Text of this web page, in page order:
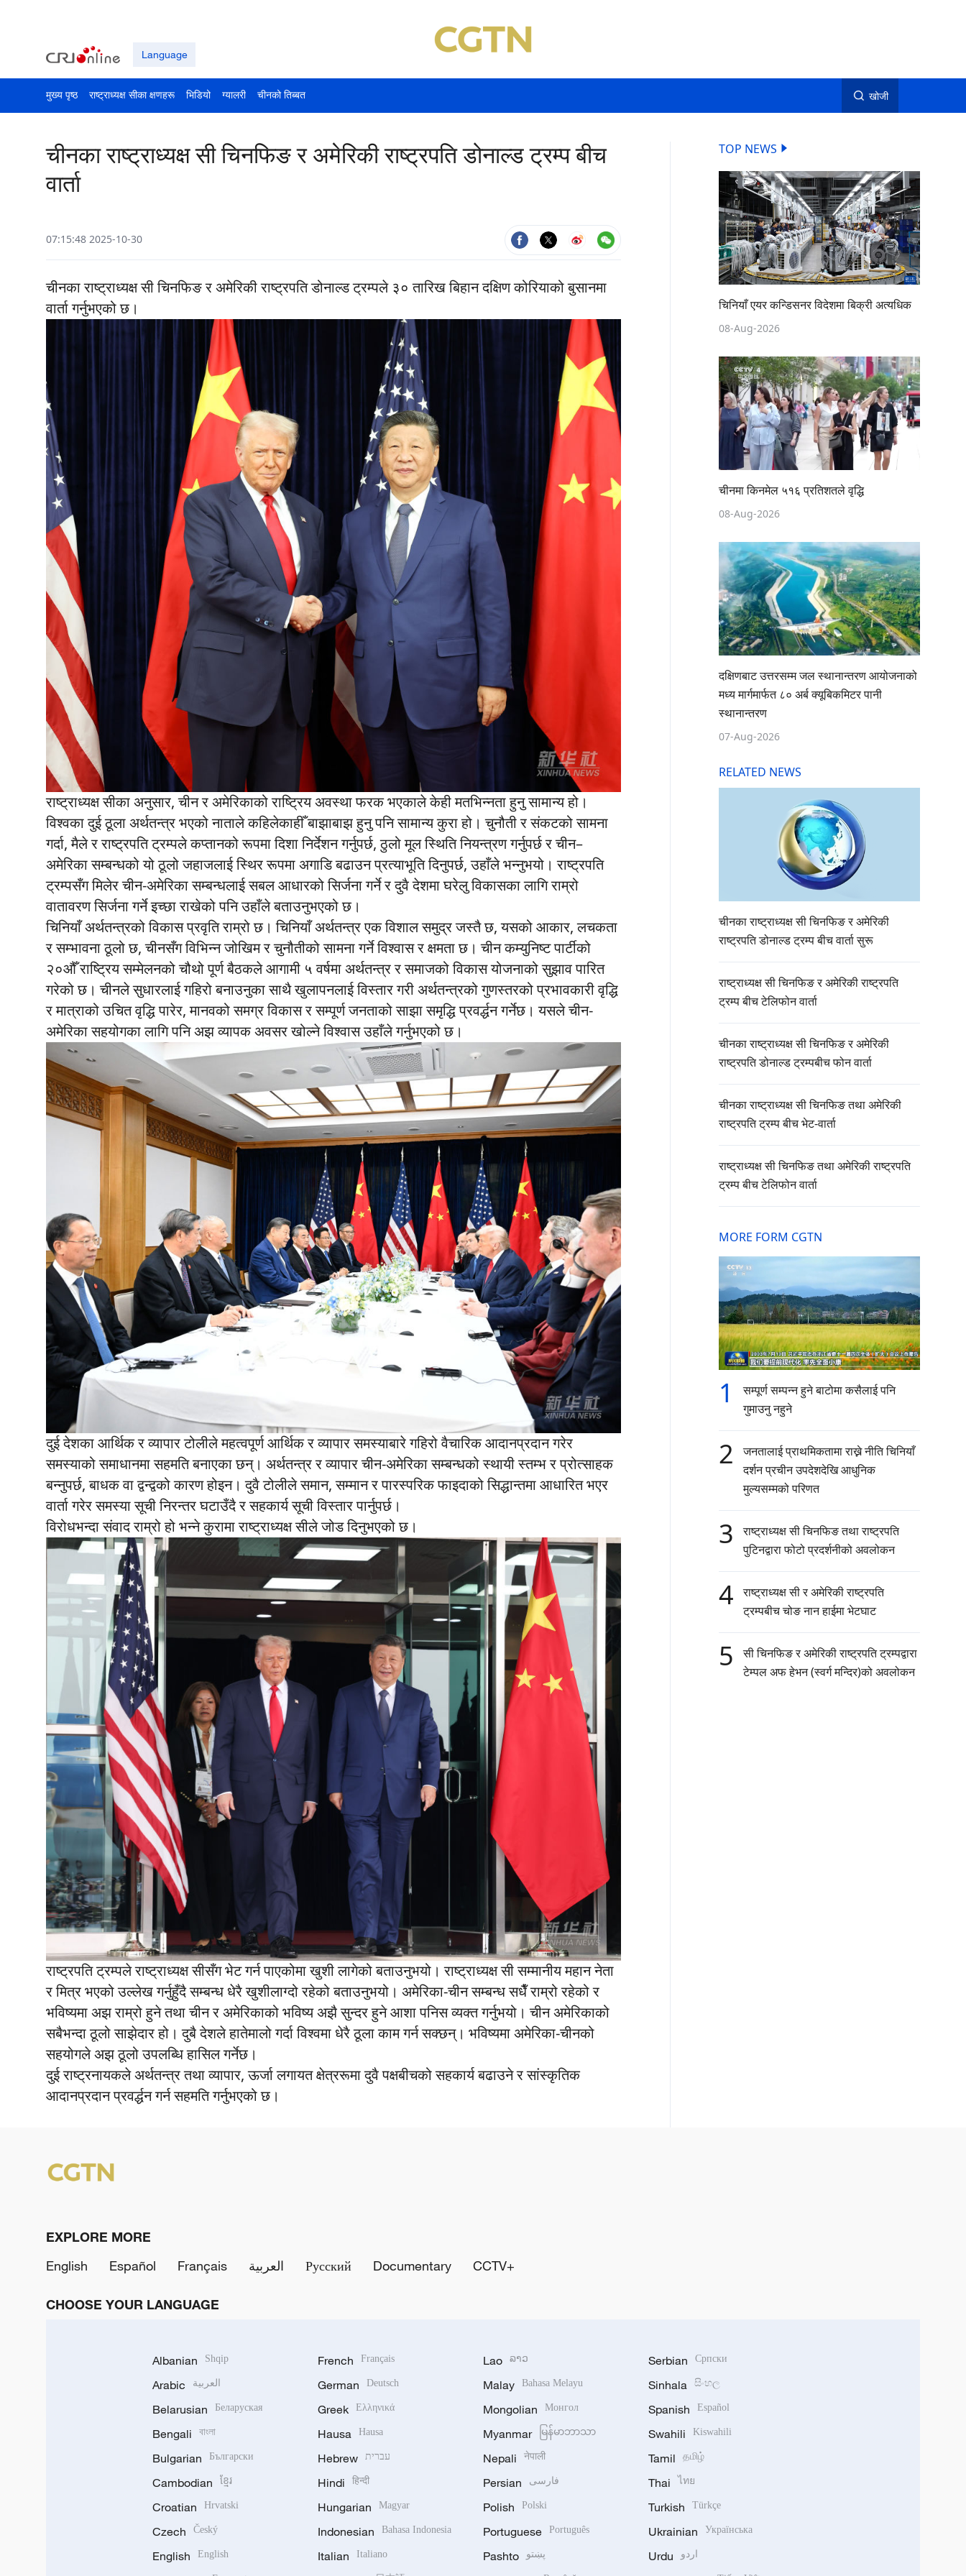
Language
मुख्य पृष्ठ राष्ट्राध्यक्ष सीका क्षणहरू भिडियो ग्यालरी चीनको तिब्बत खोजी
चीनका राष्ट्राध्यक्ष सी चिनफिङ र अमेरिकी राष्ट्रपति डोनाल्ड ट्रम्प बीच
वार्ता
07:15:48 2025-10-30
चीनका राष्ट्राध्यक्ष सी चिनफिङ र अमेरिकी राष्ट्रपति डोनाल्ड ट्रम्पले ३० तारिख बिहान दक्षिण कोरियाको बुसानमा
वार्ता गर्नुभएको छ।
राष्ट्राध्यक्ष सीका अनुसार, चीन र अमेरिकाको राष्ट्रिय अवस्था फरक भएकाले केही मतभिन्नता हुनु सामान्य हो।
विश्वका दुई ठूला अर्थतन्त्र भएको नाताले कहिलेकाहीँ बाझाबाझ हुनु पनि सामान्य कुरा हो। चुनौती र संकटको सामना
गर्दा, मैले र राष्ट्रपति ट्रम्पले कप्तानको रूपमा दिशा निर्देशन गर्नुपर्छ, ठुलो मूल स्थिति नियन्त्रण गर्नुपर्छ र चीन–
अमेरिका सम्बन्धको यो ठूलो जहाजलाई स्थिर रूपमा अगाडि बढाउन प्रत्याभूति दिनुपर्छ, उहाँले भन्नुभयो। राष्ट्रपति
ट्रम्पसँग मिलेर चीन-अमेरिका सम्बन्धलाई सबल आधारको सिर्जना गर्ने र दुवै देशमा घरेलु विकासका लागि राम्रो
वातावरण सिर्जना गर्ने इच्छा राखेको पनि उहाँले बताउनुभएको छ।
चिनियाँ अर्थतन्त्रको विकास प्रवृति राम्रो छ। चिनियाँ अर्थतन्त्र एक विशाल समुद्र जस्तै छ, यसको आकार, लचकता
र सम्भावना ठूलो छ, चीनसँग विभिन्न जोखिम र चुनौतीको सामना गर्ने विश्वास र क्षमता छ। चीन कम्युनिष्ट पार्टीको
२०औँ राष्ट्रिय सम्मेलनको चौथो पूर्ण बैठकले आगामी ५ वर्षमा अर्थतन्त्र र समाजको विकास योजनाको सुझाव पारित
गरेको छ। चीनले सुधारलाई गहिरो बनाउनुका साथै खुलापनलाई विस्तार गरी अर्थतन्त्रको गुणस्तरको प्रभावकारी वृद्धि
र मात्राको उचित वृद्धि पारेर, मानवको समग्र विकास र सम्पूर्ण जनताको साझा समृद्धि प्रवर्द्धन गर्नेछ। यसले चीन-
अमेरिका सहयोगका लागि पनि अझ व्यापक अवसर खोल्ने विश्वास उहाँले गर्नुभएको छ।
दुई देशका आर्थिक र व्यापार टोलीले महत्वपूर्ण आर्थिक र व्यापार समस्याबारे गहिरो वैचारिक आदानप्रदान गरेर
समस्याको समाधानमा सहमति बनाएका छन्। अर्थतन्त्र र व्यापार चीन-अमेरिका सम्बन्धको स्थायी स्तम्भ र प्रोत्साहक
बन्नुपर्छ, बाधक वा द्वन्द्वको कारण होइन। दुवै टोलीले समान, सम्मान र पारस्परिक फाइदाको सिद्धान्तमा आधारित भएर
वार्ता गरेर समस्या सूची निरन्तर घटाउँदै र सहकार्य सूची विस्तार पार्नुपर्छ।
विरोधभन्दा संवाद राम्रो हो भन्ने कुरामा राष्ट्राध्यक्ष सीले जोड दिनुभएको छ।
राष्ट्रपति ट्रम्पले राष्ट्राध्यक्ष सीसँग भेट गर्न पाएकोमा खुशी लागेको बताउनुभयो। राष्ट्राध्यक्ष सी सम्मानीय महान नेता
र मित्र भएको उल्लेख गर्नुहुँदै सम्बन्ध धेरै खुशीलाग्दो रहेको बताउनुभयो। अमेरिका-चीन सम्बन्ध सधैँ राम्रो रहेको र
भविष्यमा अझ राम्रो हुने तथा चीन र अमेरिकाको भविष्य अझै सुन्दर हुने आशा पनिस व्यक्त गर्नुभयो। चीन अमेरिकाको
सबैभन्दा ठूलो साझेदार हो। दुबै देशले हातेमालो गर्दा विश्वमा धेरै ठूला काम गर्न सक्छन्। भविष्यमा अमेरिका-चीनको
सहयोगले अझ ठूलो उपलब्धि हासिल गर्नेछ।
दुई राष्ट्रनायकले अर्थतन्त्र तथा व्यापार, ऊर्जा लगायत क्षेत्ररूमा दुवै पक्षबीचको सहकार्य बढाउने र सांस्कृतिक
आदानप्रदान प्रवर्द्धन गर्न सहमति गर्नुभएको छ।
TOP NEWS
चिनियाँ एयर कन्डिसनर विदेशमा बिक्री अत्यधिक
08-Aug-2026
चीनमा किनमेल ५१६ प्रतिशतले वृद्धि
08-Aug-2026
दक्षिणबाट उत्तरसम्म जल स्थानान्तरण आयोजनाको
मध्य मार्गमार्फत ८० अर्ब क्यूबिकमिटर पानी
स्थानान्तरण
07-Aug-2026
RELATED NEWS
चीनका राष्ट्राध्यक्ष सी चिनफिङ र अमेरिकी
राष्ट्रपति डोनाल्ड ट्रम्प बीच वार्ता सुरू
राष्ट्राध्यक्ष सी चिनफिङ र अमेरिकी राष्ट्रपति
ट्रम्प बीच टेलिफोन वार्ता
चीनका राष्ट्राध्यक्ष सी चिनफिङ र अमेरिकी
राष्ट्रपति डोनाल्ड ट्रम्पबीच फोन वार्ता
चीनका राष्ट्राध्यक्ष सी चिनफिङ तथा अमेरिकी
राष्ट्रपति ट्रम्प बीच भेट-वार्ता
राष्ट्राध्यक्ष सी चिनफिङ तथा अमेरिकी राष्ट्रपति
ट्रम्प बीच टेलिफोन वार्ता
MORE FORM CGTN
1
सम्पूर्ण सम्पन्न हुने बाटोमा कसैलाई पनि
गुमाउनु नहुने
2
जनतालाई प्राथमिकतामा राख्ने नीति चिनियाँ
दर्शन प्रचीन उपदेशदेखि आधुनिक
मुल्यसम्मको परिणत
3
राष्ट्राध्यक्ष सी चिनफिङ तथा राष्ट्रपति
पुटिनद्वारा फोटो प्रदर्शनीको अवलोकन
4
राष्ट्राध्यक्ष सी र अमेरिकी राष्ट्रपति
ट्रम्पबीच चोङ नान हाईमा भेटघाट
5
सी चिनफिङ र अमेरिकी राष्ट्रपति ट्रम्पद्वारा
टेम्पल अफ हेभन (स्वर्ग मन्दिर)को अवलोकन
EXPLORE MORE
English
Español Français العربية Русский Documentary CCTV+
CHOOSE YOUR LANGUAGE
Albanian Shqip
Arabic العربية
Belarusian Беларуская
Bengali বাংলা
Bulgarian Български
Cambodian ខ្មែរ
Croatian Hrvatski
Czech Český
English English
French Français
German Deutsch
Greek Ελληνικά
Hausa Hausa
Hebrew עברית
Hindi हिन्दी
Hungarian Magyar
Indonesian Bahasa Indonesia
Italian Italiano
Lao ລາວ
Malay Bahasa Melayu
Mongolian Монгол
Myanmar မြန်မာဘာသာ
Nepali नेपाली
Persian فارسی
Polish Polski
Portuguese Português
Pashto پښتو
Serbian Српски
Sinhala සිංහල
Spanish Español
Swahili Kiswahili
Tamil தமிழ்
Thai ไทย
Turkish Türkçe
Ukrainian Українська
Urdu اردو